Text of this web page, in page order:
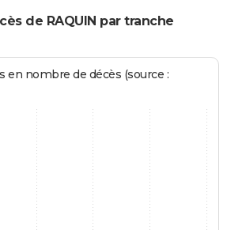
de RAQUIN par tranche
en nombre de décès (source :